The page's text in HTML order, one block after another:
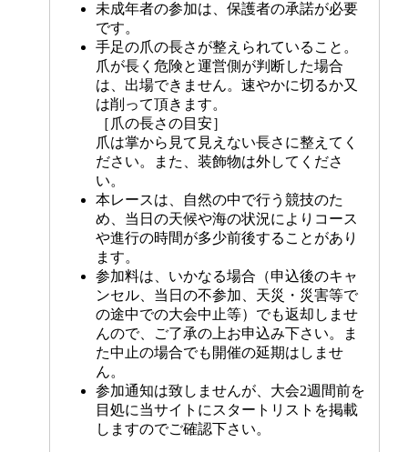
未成年者の参加は、保護者の承諾が必要
です。
手足の爪の長さが整えられていること。
爪が長く危険と運営側が判断した場合
は、出場できません。速やかに切るか又
は削って頂きます。
［爪の長さの目安］
爪は掌から見て見えない長さに整えてく
ださい。また、装飾物は外してくださ
い。
本レースは、自然の中で行う競技のた
め、当日の天候や海の状況によりコース
や進行の時間が多少前後することがあり
ます。
参加料は、いかなる場合（申込後のキャ
ンセル、当日の不参加、天災・災害等で
の途中での大会中止等）でも返却しませ
んので、ご了承の上お申込み下さい。ま
た中止の場合でも開催の延期はしませ
ん。
参加通知は致しませんが、大会2週間前を
目処に当サイトにスタートリストを掲載
しますのでご確認下さい。